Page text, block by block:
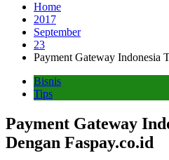
Home
2017
September
23
Payment Gateway Indonesia
Bisnis
Tips
Payment Gateway
Dengan Faspay.co.id